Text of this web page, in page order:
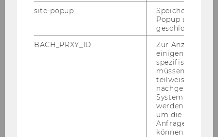
site-popup
Speichert ob ein
Popup
geschlossen
BACH_PRXY_ID
Zur Anzeige von
einigen WU-
spezifischen
müssen
teilweise von
nachgelagerten
System
werden.
um die Antwort
Anfrage
können.